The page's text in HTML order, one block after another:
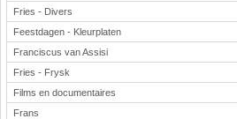
Fries - Divers
Feestdagen - Kleurplaten
Franciscus van Assisi
Fries - Frysk
Films en documentaires
Frans